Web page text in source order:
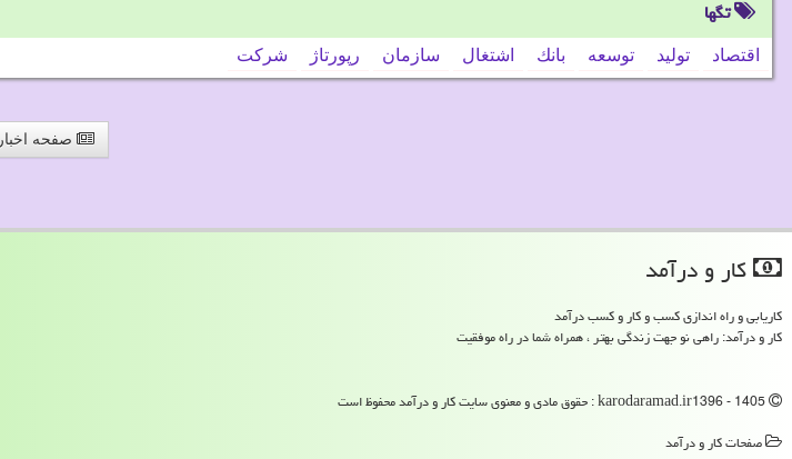
تگها
اقتصاد تولید توسعه بانك اشتغال سازمان رپورتاژ شركت
صفحه اخبار
كار و درآمد
کاریابی و راه اندازی کسب و کار و کسب درآمد
کار و درآمد: راهی نو جهت زندگی بهتر ، همراه شما در راه موفقیت
صفحات كار و درآمد